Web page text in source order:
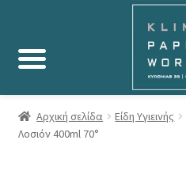
Αρχική σελίδα Είδη Υγιεινής
Λοσιόν 400ml 70°